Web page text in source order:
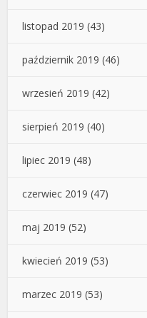
listopad 2019 (43)
październik 2019 (46)
wrzesień 2019 (42)
sierpień 2019 (40)
lipiec 2019 (48)
czerwiec 2019 (47)
maj 2019 (52)
kwiecień 2019 (53)
marzec 2019 (53)